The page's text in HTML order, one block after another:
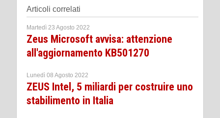
Articoli correlati
Martedì 23 Agosto 2022
Zeus Microsoft avvisa: attenzione
all'aggiornamento KB501270
Lunedì 08 Agosto 2022
ZEUS Intel, 5 miliardi per costruire uno
stabilimento in Italia